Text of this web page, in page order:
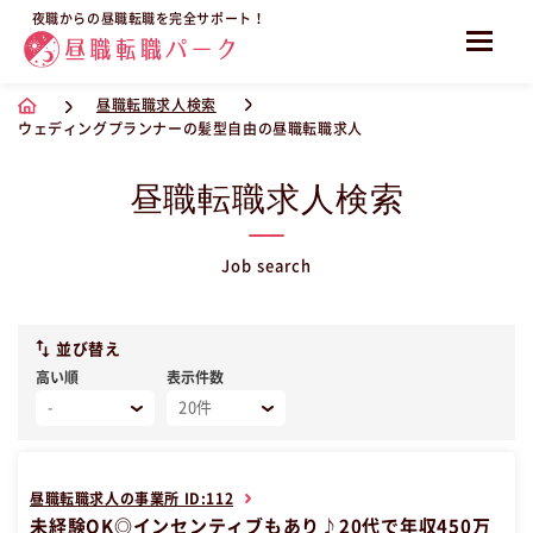
夜職からの昼職転職を完全サポート！
昼職転職求人検索
ウェディングプランナーの髪型自由の昼職転職求人
昼職転職求人検索
Job search
並び替え
高い順 表示件数
昼職転職求人の事業所 ID:112
未経験OK◎インセンティブもあり♪20代で年収450万